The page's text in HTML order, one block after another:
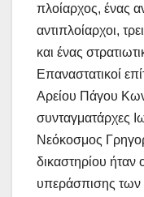
πλοίαρχος, ένας
αντιπλοίαρχοι,
και ένας
Επαναστατικοί
Αρείου Πάγου
συνταγματάρχες
Νεόκοσμος
δικαστηρίου
υπεράσπισης των